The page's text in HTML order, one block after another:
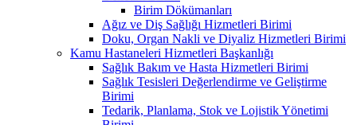
Birim Dökümanları
Ağız ve Diş Sağlığı Hizmetleri Birimi
Doku, Organ Nakli ve Diyaliz Hizmetleri Birimi
Kamu Hastaneleri Hizmetleri Başkanlığı
Sağlık Bakım ve Hasta Hizmetleri Birimi
Sağlık Tesisleri Değerlendirme ve Geliştirme
Birimi
Tedarik, Planlama, Stok ve Lojistik Yönetimi